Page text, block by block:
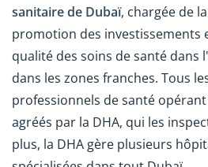
sanitaire de Dubaï, chargée de
promotion des investissements
qualité des soins de santé dans
dans les zones franches. Tous
professionnels de santé
agréés par la DHA, qui les
plus, la DHA gère plusieurs